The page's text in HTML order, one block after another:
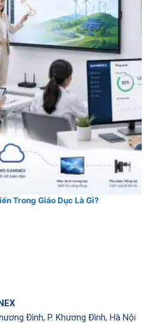
Trong Giáo Dục Là Gì?
Đình, P. Khương Đình, Hà Nội